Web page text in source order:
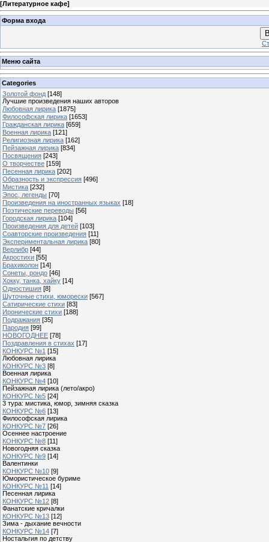
[Литературное кафе]
Форма входа
Меню сайта
Categories
Золотой фонд [148]
Лучшие произведения наших авторов
Любовная лирика [1875]
Философская лирика [1653]
Гражданская лирика [659]
Военная лирика [121]
Религиозная лирика [162]
Пейзажная лирика [834]
Посвящения [243]
О творчестве [159]
Песенная лирика [202]
Образность и экспрессия [496]
Мистика [232]
Эпос, легенды [70]
Произведения на иностранных языках [18]
Поэтические переводы [56]
Городская лирика [104]
Произведения для детей [103]
Соавторские произведения [11]
Экспериментальная лирика [80]
Верлибр [44]
Акростихи [55]
Брахиколон [14]
Сонеты, рондо [46]
Хокку, танка, хайку [14]
Одностишия [8]
Шуточные стихи, юморески [567]
Сатирические стихи [83]
Иронические стихи [188]
Подражания [35]
Пародия [99]
НОВОГОДНЕЕ [78]
Поздравления в стихах [17]
КОНКУРС №1 [15]
Любовная лирика
КОНКУРС №3 [8]
Военная лирика
КОНКУРС №4 [10]
Пейзажная лирика (лето/акро)
КОНКУРС №5 [24]
3 тура: мистика, юмор, зимняя сказка
КОНКУРС №6 [13]
Философская лирика
КОНКУРС №7 [26]
Осеннее настроение
КОНКУРС №8 [11]
Новогодняя сказка
КОНКУРС №9 [14]
Валентинки
КОНКУРС №10 [9]
Юмористическое буриме
КОНКУРС №11 [14]
Песенная лирика
КОНКУРС №12 [8]
Фанатские кричалки
КОНКУРС №13 [12]
Зима - дыхание вечности
КОНКУРС №14 [7]
Ностальгия по детству